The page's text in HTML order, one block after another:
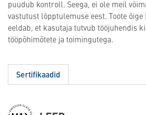
puudub kontroll. Seega, ei ole meil
vastutust lõpptulemuse eest. Toote
eeldab, et kasutaja tutvub tööjuhendis
tööpõhimõtete ja toimingutega.
Sertifikaadid